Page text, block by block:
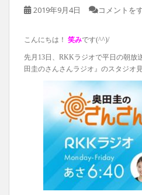
2019年9月4日 コメントを
こんにちは！ 笑みです(^^)/
先月13日、RKKラジオで平日の朝放
田圭のさんさんラジオ』のスタジオ